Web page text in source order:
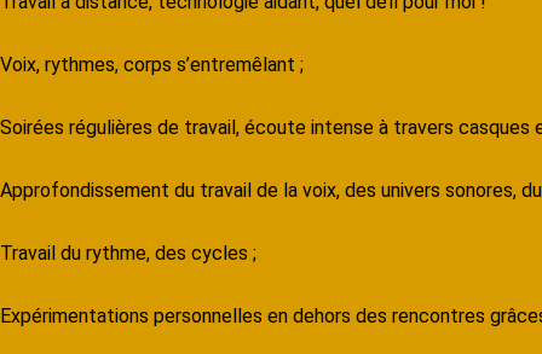
Voix, rythmes, corps s’entremêlant ;
Soirées régulières de travail, écoute intense à travers casques
Approfondissement du travail de la voix, des univers sonores,
Travail du rythme, des cycles ;
Expérimentations personnelles en dehors des rencontres